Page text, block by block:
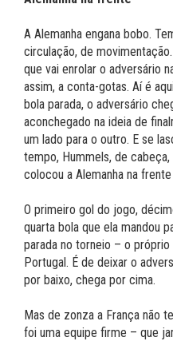
A Alemanha engana bobo.
circulação, de
que vai enrolar o adversário
assim, a conta-gotas. Aí é
bola parada, o adversário
aconchegado na ideia de
um lado para o outro. E se
tempo, Hummels, de
colocou a Alemanha na
O primeiro gol do jogo,
quarta bola que ela mandou
parada no torneio – o
Portugal. É de deixar o
por baixo, chega por cima.
Mas de zonza a França não
foi uma equipe firme – que